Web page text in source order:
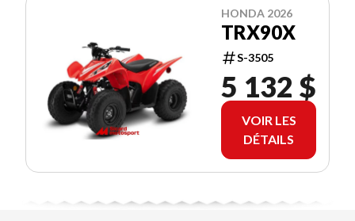
HONDA 2026
TRX90X
S-3505
5 132 $
VOIR LES
DÉTAILS